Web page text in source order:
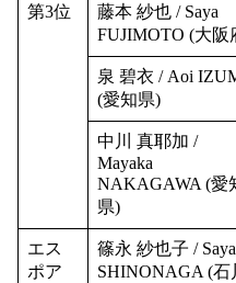
第3位
藤本 紗也 / Saya
FUJIMOTO (大阪
泉 碧衣 / Aoi
(愛知県)
中川 真耶加 /
Mayaka
NAKAGAWA (愛
県)
エス
ポア
篠永 紗也子 /
SHINONAGA (石